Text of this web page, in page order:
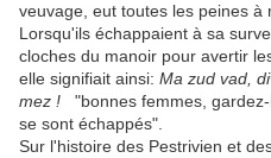
veuvage, eut toutes les peines à
Lorsqu'ils échappaient à sa
cloches du manoir pour avertir
elle signifiait ainsi: Ma zud vad,
mez !
"bonnes femmes,
se sont échappés".
Sur l'histoire des Pestrivien et